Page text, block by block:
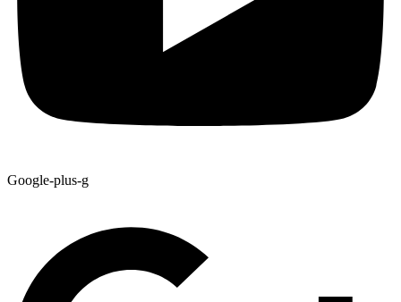
Google-plus-g